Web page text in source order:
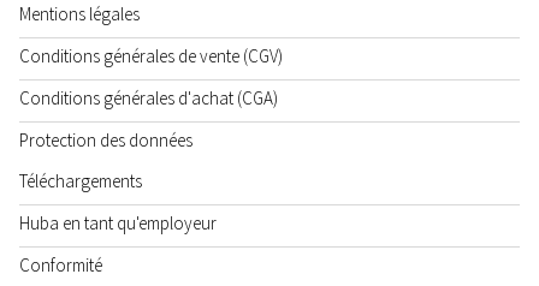
Mentions légales
Conditions générales de vente (CGV)
Conditions générales d'achat (CGA)
Protection des données
Téléchargements
Huba en tant qu'employeur
Conformité